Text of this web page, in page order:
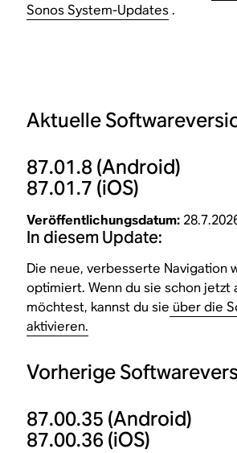
Sonos System-Updates.
Aktuelle
87.01.8 (Android)
87.01.7 (iOS)
Veröffentlichungsdatum:
In diesem Update:
Die neue, verbesserte Navigation
optimiert. Wenn du sie schon jetzt
möchtest, kannst du sie über die
aktivieren.
Vorherige
87.00.35 (Android)
87.00.36 (iOS)